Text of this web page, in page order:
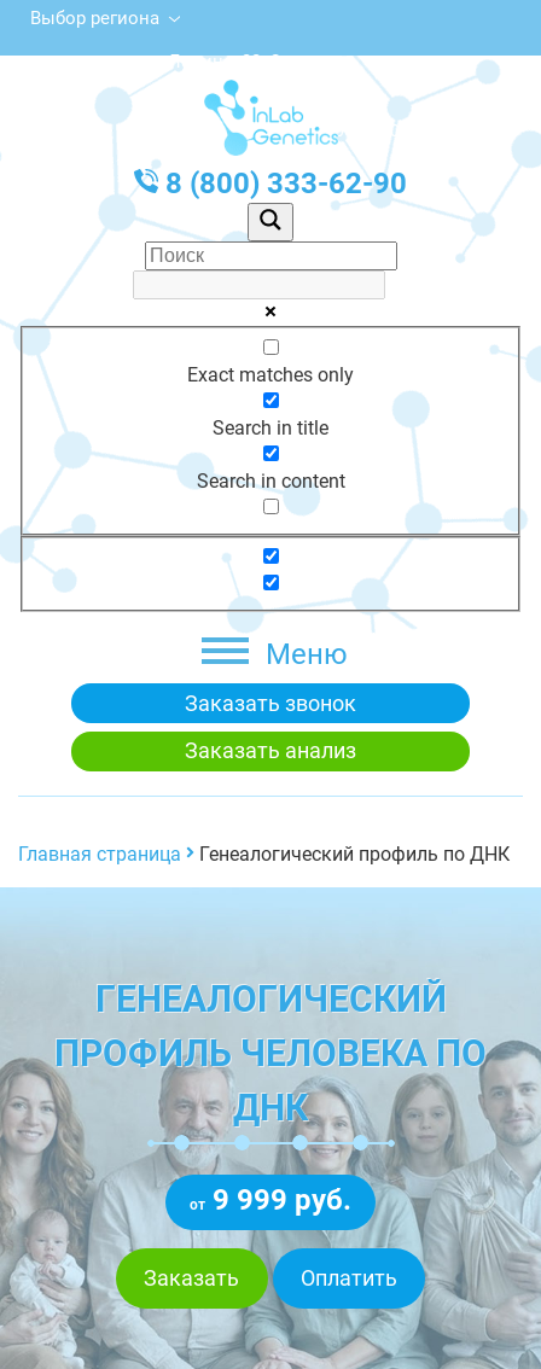
Выбор региона
ул. Ленина, 22, Оханск
с 10:00 до 20:00
График работы: Пн-Пт с 10:00 до 20:00
8 (800) 333-62-90
Exact matches only
Search in title
Search in content
Меню
Заказать звонок
Заказать анализ
Главная страница Генеалогический профиль по ДНК
ГЕНЕАЛОГИЧЕСКИЙ
ПРОФИЛЬ ЧЕЛОВЕКА ПО
ДНК
от 9 999 руб.
Заказать Оплатить